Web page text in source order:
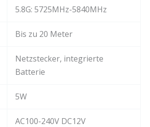
5.8G: 5725MHz-5840MHz
Bis zu 20 Meter
Netzstecker, integrierte
Batterie
5W
AC100-240V DC12V